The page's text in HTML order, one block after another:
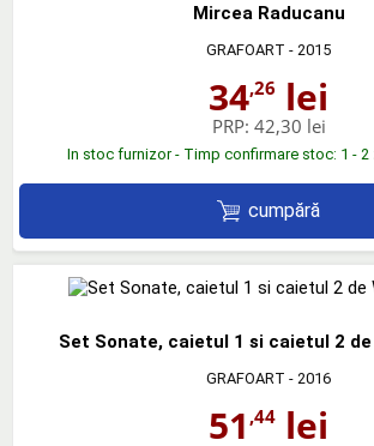
Mircea Raducanu
GRAFOART - 2015
34,26 lei
PRP: 42,30 lei
In stoc furnizor - Timp confirmare stoc: 1 - 2
cumpără
Set Sonate, caietul 1 si caietul 2 de
GRAFOART - 2016
51 ,44 lei